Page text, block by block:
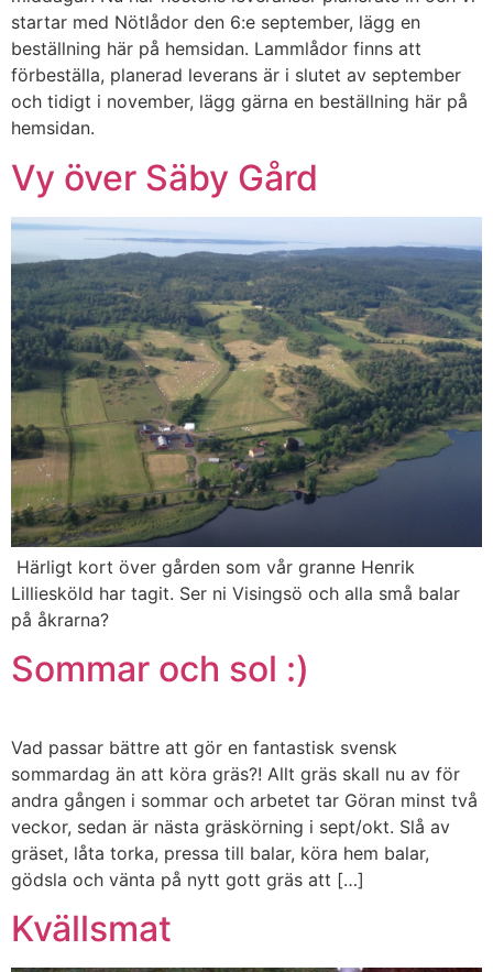
startar med Nötlådor den 6:e september, lägg en
beställning här på hemsidan. Lammlådor finns att
förbeställa, planerad leverans är i slutet av september
och tidigt i november, lägg gärna en beställning här på
hemsidan.
Vy över Säby Gård
Härligt kort över gården som vår granne Henrik
Lilliesköld har tagit. Ser ni Visingsö och alla små balar
på åkrarna?
Sommar och sol :)
Vad passar bättre att gör en fantastisk svensk
sommardag än att köra gräs?! Allt gräs skall nu av för
andra gången i sommar och arbetet tar Göran minst två
veckor, sedan är nästa gräskörning i sept/okt. Slå av
gräset, låta torka, pressa till balar, köra hem balar,
gödsla och vänta på nytt gott gräs att […]
Kvällsmat